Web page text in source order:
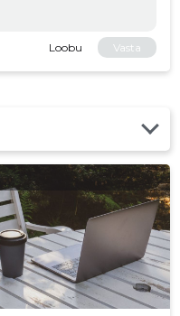
Loobu Vasta